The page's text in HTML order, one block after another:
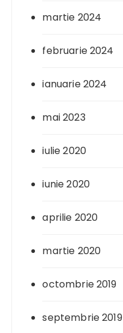
martie 2024
februarie 2024
ianuarie 2024
mai 2023
iulie 2020
iunie 2020
aprilie 2020
martie 2020
octombrie 2019
septembrie 2019